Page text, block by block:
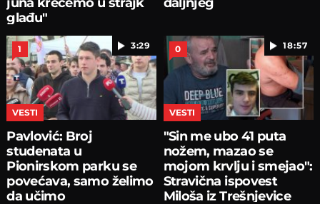
glađu"
3:29
1
VESTI
Pavlović: Broj
studenata u
Pionirskom parku se
povećava, samo želimo
da učimo
18:57
0
VESTI
"Sin me ubo 41 puta
nožem, mazao se
mojom krvlju i smejao":
Stravična ispovest
Miloša iz Trešnjevice